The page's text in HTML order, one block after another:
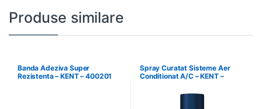
Produse similare
Banda Adeziva Super
Rezistenta – KENT – 400201
Spray Curatat Sisteme Aer
Conditionat A/C – KENT –